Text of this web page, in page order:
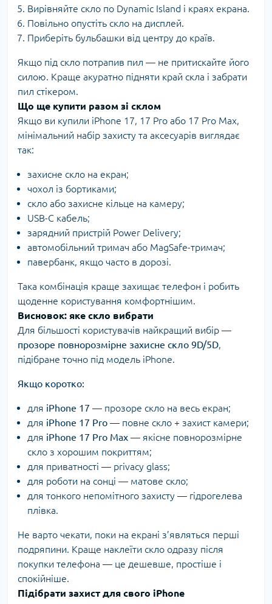
Вирівняйте скло по Dynamic Island і краях екрана.
Повільно опустіть скло на дисплей.
Приберіть бульбашки від центру до країв.
Якщо під скло потрапив пил — не притискайте його
силою. Краще акуратно підняти край скла і забрати
пил стікером.
Що ще купити разом зі склом
Якщо ви купили iPhone 17, 17 Pro або 17 Pro Max,
мінімальний набір захисту та аксесуарів виглядає
так:
захисне скло на екран;
чохол із бортиками;
скло або захисне кільце на камеру;
USB-C кабель;
зарядний пристрій Power Delivery;
автомобільний тримач або MagSafe-тримач;
павербанк, якщо часто в дорозі.
Така комбінація краще захищає телефон і робить
щоденне користування комфортнішим.
Висновок: яке скло вибрати
Для більшості користувачів найкращий вибір —
прозоре повнорозмірне захисне скло 9D/5D,
підібране точно під модель iPhone.
Якщо коротко:
для iPhone 17 — прозоре скло на весь екран;
для iPhone 17 Pro — повне скло + захист камери;
для iPhone 17 Pro Max — якісне повнорозмірне
скло з хорошим покриттям;
для приватності — privacy glass;
для роботи на сонці — матове скло;
для тонкого непомітного захисту — гідрогелева
плівка.
Не варто чекати, поки на екрані з’являться перші
подряпини. Краще наклеїти скло одразу після
покупки телефона — це дешевше, простіше і
спокійніше.
Підібрати захист для свого iPhone